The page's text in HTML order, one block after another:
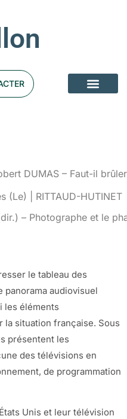
DUMAS – Faut-il
(Le) | RITTAUD-HUTINET
– Photographe et le
le tableau des
audiovisuel
les éléments
la situation française. Sous
présentent les
des télévisions en
de programmation
Unis et leur télévision